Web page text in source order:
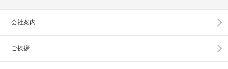
会社案内
ご挨拶